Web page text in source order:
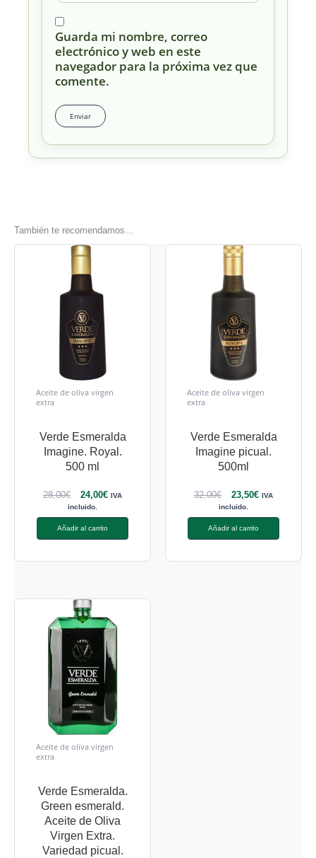
Guarda mi nombre, correo
electrónico y web en este
navegador para la próxima vez que
comente.
También te recomendamos…
Aceite de oliva virgen
extra
Verde Esmeralda
Imagine. Royal.
500 ml
28,00€ 24,00€
IVA
incluido.
Añadir al carrito
Aceite de oliva virgen
extra
Verde Esmeralda
Imagine picual.
500ml
32,00€ 23,50€
IVA
incluido.
Añadir al carrito
Aceite de oliva virgen
extra
Verde Esmeralda.
Green esmerald.
Aceite de Oliva
Virgen Extra.
Variedad picual.